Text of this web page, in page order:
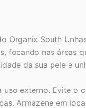
Organix South
focando nas áreas
da sua pele e
uso externo. Evite o
Armazene em